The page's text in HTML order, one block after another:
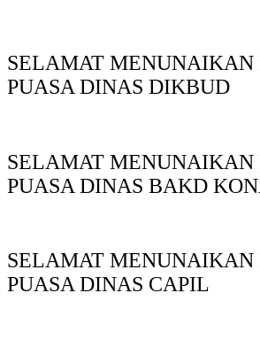
SELAMAT
PUASA DINAS DIKBUD
SELAMAT
PUASA DINAS BAKD
SELAMAT
PUASA DINAS CAPIL